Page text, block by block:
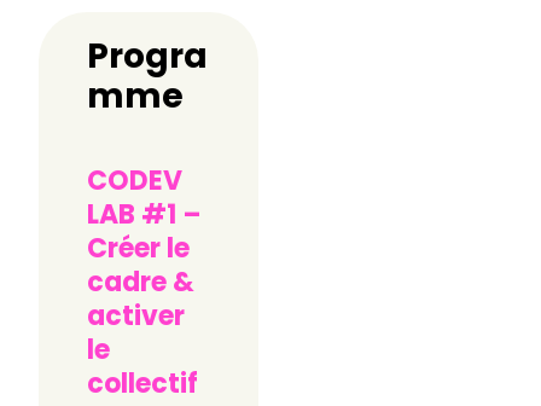
Progra
mme
CODEV
LAB #1 –
Créer le
cadre &
activer
le
collectif